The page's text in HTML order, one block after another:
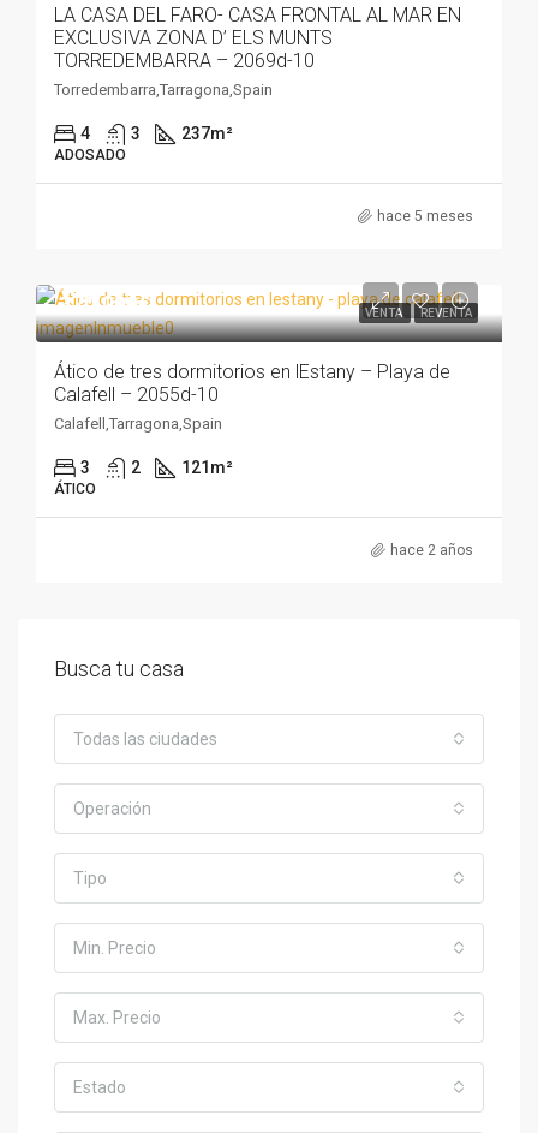
LA CASA DEL FARO- CASA FRONTAL AL MAR EN
EXCLUSIVA ZONA D’ ELS MUNTS
TORREDEMBARRA – 2069d-10
Torredembarra,Tarragona,Spain
4 3 237m²
ADOSADO
hace 5 meses
VENTA REVENTA
370.000€
Ático de tres dormitorios en lEstany – Playa de
Calafell – 2055d-10
Calafell,Tarragona,Spain
3 2 121 m²
ÁTICO
hace 2 años
Busca tu casa
Todas las ciudades
Operación
Tipo
Min. Precio
Max. Precio
Estado